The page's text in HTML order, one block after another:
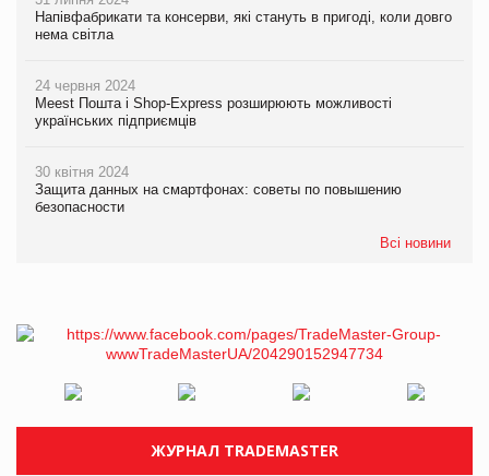
Напівфабрикати та консерви, які стануть в пригоді, коли довго
нема світла
24 червня 2024
Meest Пошта і Shop-Express розширюють можливості
українських підприємців
30 квітня 2024
Защита данных на смартфонах: советы по повышению
безопасности
Всі новини
ЖУРНАЛ TRADEMASTER